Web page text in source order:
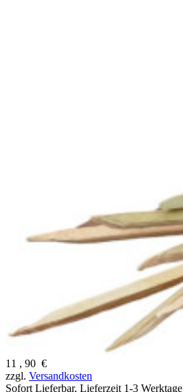
11 , 90 €
zzgl. Versandkosten
Sofort Lieferbar, Lieferzeit 1-3 Werktage